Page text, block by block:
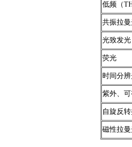
低频（
共振拉
光致发光
荧光
时间分
紫外、
自旋反
磁性拉